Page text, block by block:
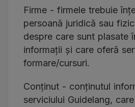
Firme - firmele trebuie
persoană juridică sau
despre care sunt plasate
informații și care oferă
formare/cursuri.
Conținut - conținutul
serviciului Guidelang,